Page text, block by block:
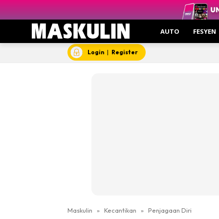
AUTO FESYEN
Login | Register
Maskulin » Kecantikan » Penjagaan Diri